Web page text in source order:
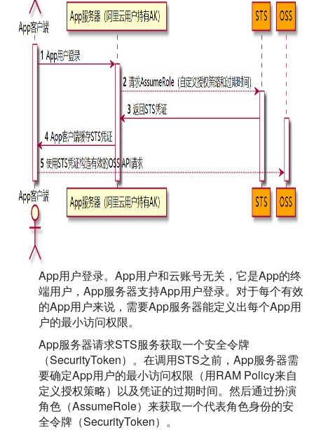
App用户登录。App用户和云账号无关，它是App的终
端用户，App服务器支持App用户登录。对于每个有效
的App用户来说，需要App服务器能定义出每个App用
户的最小访问权限。
App服务器请求STS服务获取一个安全令牌
（SecurityToken）。在调用STS之前，App服务器需
要确定App用户的最小访问权限（用RAM Policy来自
定义授权策略）以及凭证的过期时间。然后通过扮演
角色（AssumeRole）来获取一个代表角色身份的安
全令牌（SecurityToken）。